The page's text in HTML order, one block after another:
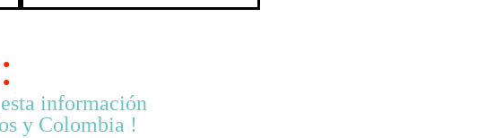
información
y Colombia !